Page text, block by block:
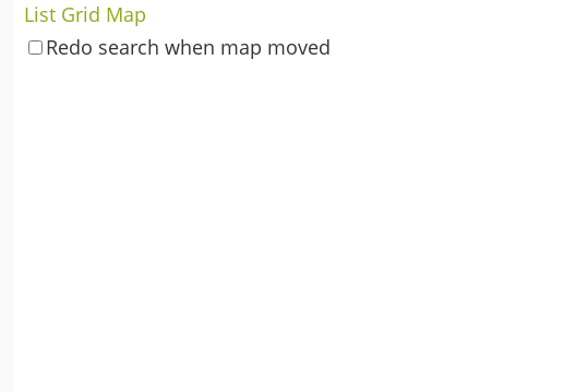
List Grid Map
Redo search when map moved